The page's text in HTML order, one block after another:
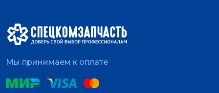
Мы принимаем к оплате